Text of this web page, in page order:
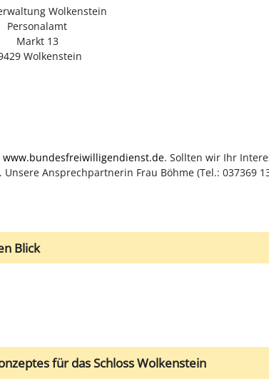
Wolkenstein
Personalamt
Markt 13
Wolkenstein
www.bundesfreiwilligendienst.de. Sollten wir Ihr
Ansprechpartnerin Frau Böhme (Tel.: 037369
Blick
für das Schloss Wolkenstein